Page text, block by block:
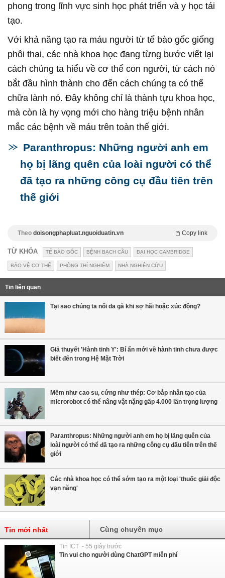
phong trong lĩnh vực sinh học phát triển và y học tái
tạo.
Với khả năng tạo ra máu người từ tế bào gốc giống
phôi thai, các nhà khoa học đang từng bước viết lại
cách chúng ta hiểu về cơ thể con người, từ cách nó
bắt đầu hình thành cho đến cách chúng ta có thể
chữa lành nó. Đây không chỉ là thành tựu khoa học,
mà còn là hy vọng mới cho hàng triệu bệnh nhân
mắc các bệnh về máu trên toàn thế giới.
Paranthropus: Những người anh em
họ bị lãng quên của loài người có thể
đã tạo ra những công cụ đầu tiên trên
thế giới
Theo doisongphapluat.nguoiduatin.vn Copy link
TỪ KHÓA TẾ BÀO GỐC BỆNH BẠCH CẦU ĐẠI HỌC CAMBRIDGE
BẢO VỆ CƠ THỂ PHÒNG THÍ NGHIỆM NHÀ NGHIÊN CỨU
Tin liên quan
Tại sao chúng ta nổi da gà khi sợ hãi hoặc xúc động?
Giả thuyết 'Hành tinh Y': Bí ẩn mới về hành tinh chưa được
biết đến trong Hệ Mặt Trời
Mềm như cao su, cứng như thép: Cơ bắp nhân tạo của
microrobot có thể nâng vật nặng gấp 4.000 lần trọng lượng
Paranthropus: Những người anh em họ bị lãng quên của
loài người có thể đã tạo ra những công cụ đầu tiên trên thế
giới
Các nhà khoa học có thể sớm tạo ra một loại 'thuốc giải độc
vạn năng'
Tin mới nhất Cùng chuyên mục
Tin ICT - 55 giây trước
Tin vui cho người dùng ChatGPT miễn phí